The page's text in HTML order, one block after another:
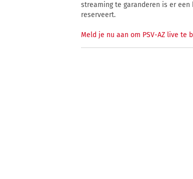
streaming te garanderen is er
reserveert.
Meld je nu aan om PSV-AZ live te